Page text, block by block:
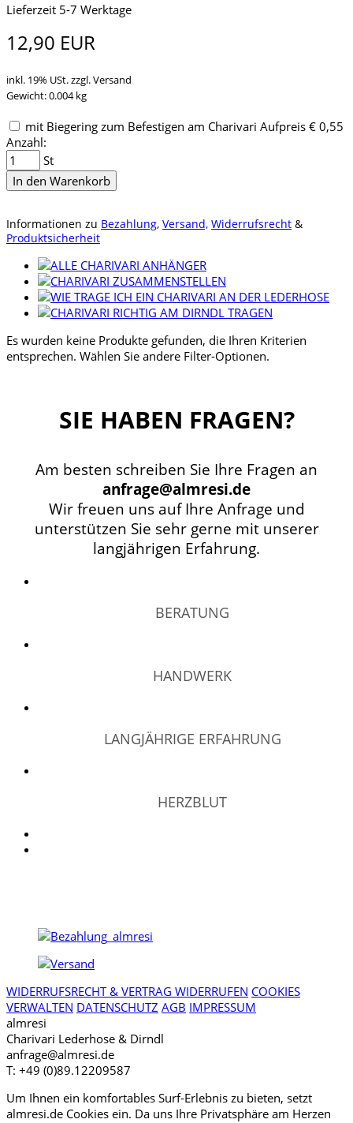
Lieferzeit 5-7 Werktage
12,90 EUR
inkl. 19% USt. zzgl. Versand
Gewicht: 0.004 kg
mit Biegering zum Befestigen am Charivari Aufpreis € 0,55
Anzahl:
St
In den Warenkorb
Informationen zu Bezahlung, Versand, Widerrufsrecht &
Produktsicherheit
Es wurden keine Produkte gefunden, die Ihren Kriterien
entsprechen. Wählen Sie andere Filter-Optionen.
SIE HABEN FRAGEN?
Am besten schreiben Sie Ihre Fragen an
anfrage@almresi.de
Wir freuen uns auf Ihre Anfrage und
unterstützen Sie sehr gerne mit unserer
langjährigen Erfahrung.
BERATUNG
HANDWERK
LANGJÄHRIGE ERFAHRUNG
HERZBLUT
WIDERRUFSRECHT & VERTRAG WIDERRUFEN COOKIES
VERWALTEN DATENSCHUTZ AGB IMPRESSUM
almresi
Charivari Lederhose & Dirndl
anfrage@almresi.de
T: +49 (0)89.12209587
Um Ihnen ein komfortables Surf-Erlebnis zu bieten, setzt
almresi.de Cookies ein. Da uns Ihre Privatsphäre am Herzen